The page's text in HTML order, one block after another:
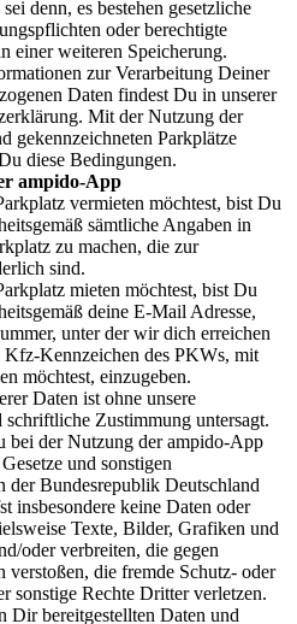
denn, es bestehen gesetzliche
oder berechtigte
einer weiteren Speicherung.
zur Verarbeitung Deiner
Daten findest Du in unserer
Mit der Nutzung der
gekennzeichneten Parkplätze
diese Bedingungen.
ampido-App
vermieten möchtest, bist Du
sämtliche Angaben in
zu machen, die zur
sind.
mieten möchtest, bist Du
deine E-Mail Adresse,
unter der wir dich erreichen
Kfz-Kennzeichen des PKWs, mit
möchtest, einzugeben.
Daten ist ohne unsere
schriftliche Zustimmung untersagt.
bei der Nutzung der ampido-App
und sonstigen
der Bundesrepublik Deutschland
insbesondere keine Daten oder
Texte, Bilder, Grafiken und
oder verbreiten, die gegen
verstoßen, die fremde Schutz- oder
sonstige Rechte Dritter verletzen.
Dir bereitgestellten Daten und